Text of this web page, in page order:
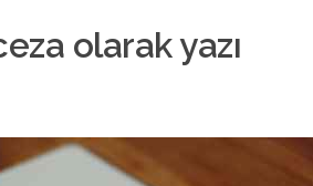
olarak yazı